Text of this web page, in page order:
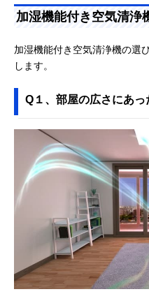
加湿機能付き空気清浄
加湿機能付き空気清浄機の選
します。
Q１、部屋の広さにあ